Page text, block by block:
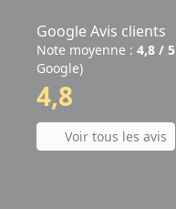
Google Avis clients
Note moyenne : 4,8 / 5
Google)
4,8
Voir tous les avis